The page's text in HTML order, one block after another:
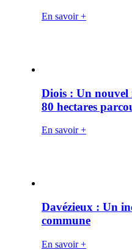
En savoir +
Diois : Un nouvel
80 hectares
En savoir +
Davézieux : Un
commune
En savoir +